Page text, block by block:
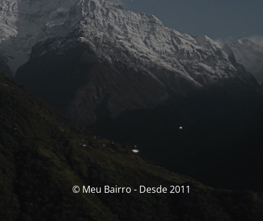
© Meu Bairro - Desde 2011